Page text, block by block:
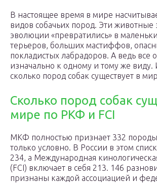
В настоящее время в мире
видов собачьих пород. Эти животные
эволюции «превратились» в
терьеров, больших мастиффов,
покладистых лабрадоров. А ведь все
изначально к одному и тому же виду.
сколько пород собак существует в
Сколько пород собак
мире по РКФ и FCI
МКФ полностью признает 332
только условно. В России в этом
234, а Международная
(FCI) включает в себя 213. 146
признаны каждой ассоциацией и